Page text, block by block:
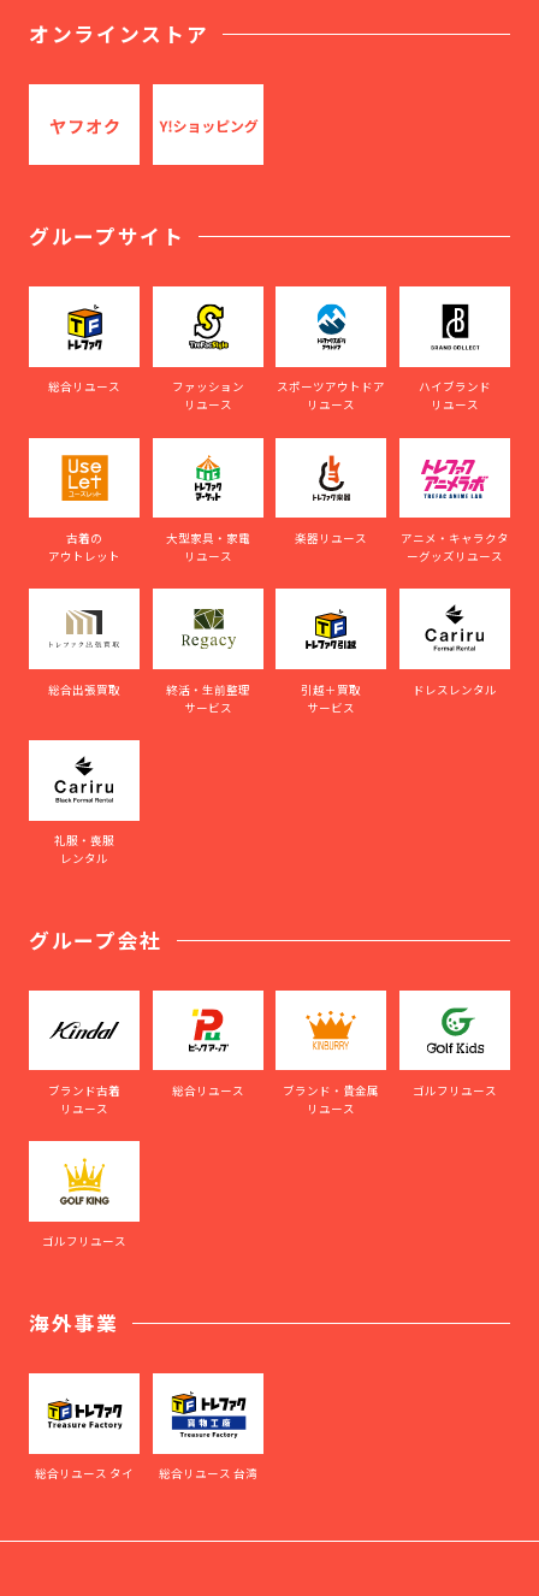
オンラインストア
グループサイト
総合リユース
ファッション
リユース
スポーツアウトドア
リユース
ハイブランド
リユース
古着の
アウトレット
大型家具・家電
リユース
楽器リユース
アニメ・キャラクタ
ーグッズリユース
総合出張買取
終活・生前整理
サービス
引越＋買取
サービス
ドレスレンタル
礼服・喪服
レンタル
グループ会社
ブランド古着
リユース
総合リユース
ブランド・貴金属
リユース
ゴルフリユース
ゴルフリユース
海外事業
総合リユース タイ 総合リユース 台湾